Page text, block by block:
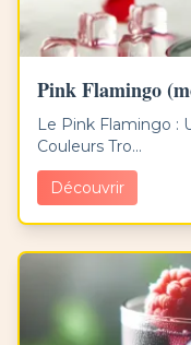
Pink Flamingo
Le Pink Flamingo :
Couleurs Tro...
Découvrir